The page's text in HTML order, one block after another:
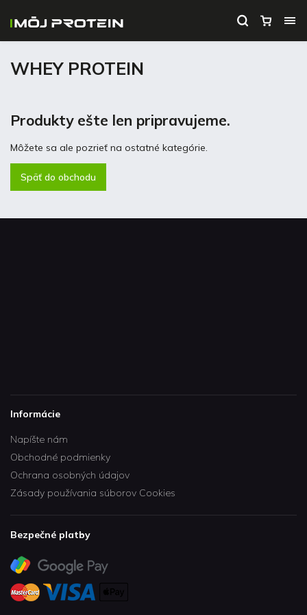
WHEY PROTEIN
Produkty ešte len pripravujeme.
Môžete sa ale pozrieť na ostatné kategórie.
Späť do obchodu
Informácie
Napíšte nám
Obchodné podmienky
Ochrana osobných údajov
Zásady používania súborov Cookies
Bezpečné platby